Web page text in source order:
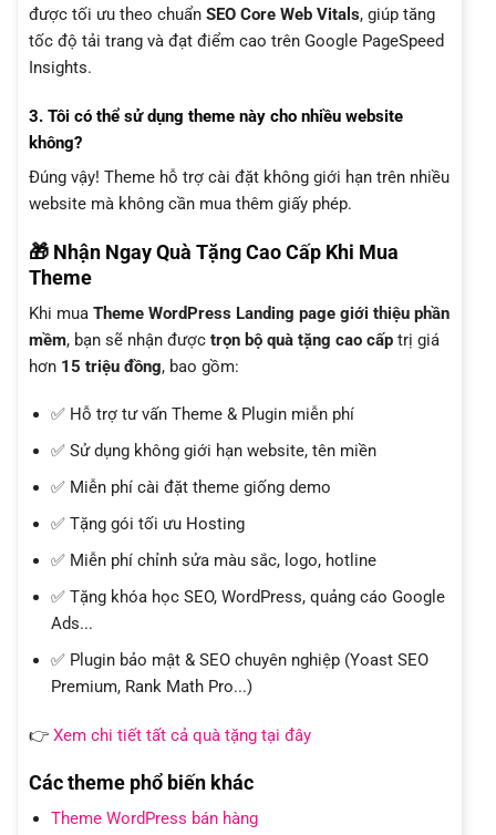
được tối ưu theo chuẩn SEO Core Web Vitals, giúp tăng
tốc độ tải trang và đạt điểm cao trên Google PageSpeed
Insights.
3. Tôi có thể sử dụng theme này cho nhiều website
không?
Đúng vậy! Theme hỗ trợ cài đặt không giới hạn trên nhiều
website mà không cần mua thêm giấy phép.
🎁 Nhận Ngay Quà Tặng Cao Cấp Khi Mua
Theme
Khi mua Theme WordPress Landing page giới thiệu phần
mềm, bạn sẽ nhận được trọn bộ quà tặng cao cấp trị giá
hơn 15 triệu đồng, bao gồm:
✅ Hỗ trợ tư vấn Theme & Plugin miễn phí
✅ Sử dụng không giới hạn website, tên miền
✅ Miễn phí cài đặt theme giống demo
✅ Tặng gói tối ưu Hosting
✅ Miễn phí chỉnh sửa màu sắc, logo, hotline
✅ Tặng khóa học SEO, WordPress, quảng cáo Google
Ads...
✅ Plugin bảo mật & SEO chuyên nghiệp (Yoast SEO
Premium, Rank Math Pro...)
👉 Xem chi tiết tất cả quà tặng tại đây
Các theme phổ biến khác
Theme WordPress bán hàng